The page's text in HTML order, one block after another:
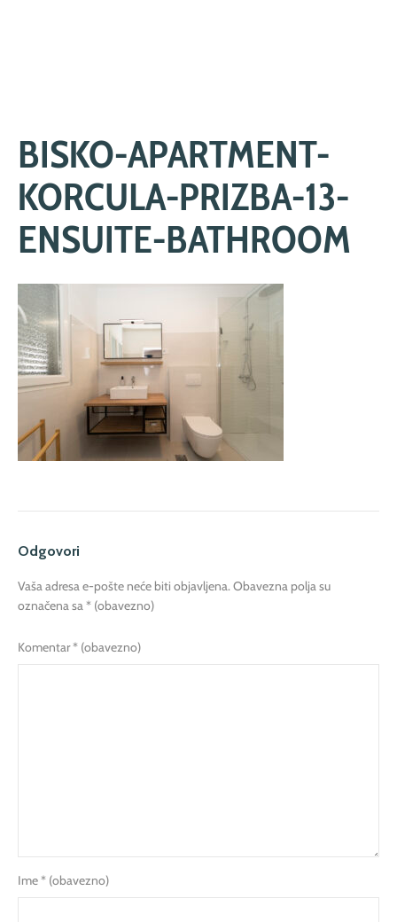
BISKO-APARTMENT-
KORCULA-PRIZBA-13-
ENSUITE-BATHROOM
Odgovori
Vaša adresa e-pošte neće biti objavljena. Obavezna polja su
označena sa * (obavezno)
Komentar* (obavezno)
Ime* (obavezno)